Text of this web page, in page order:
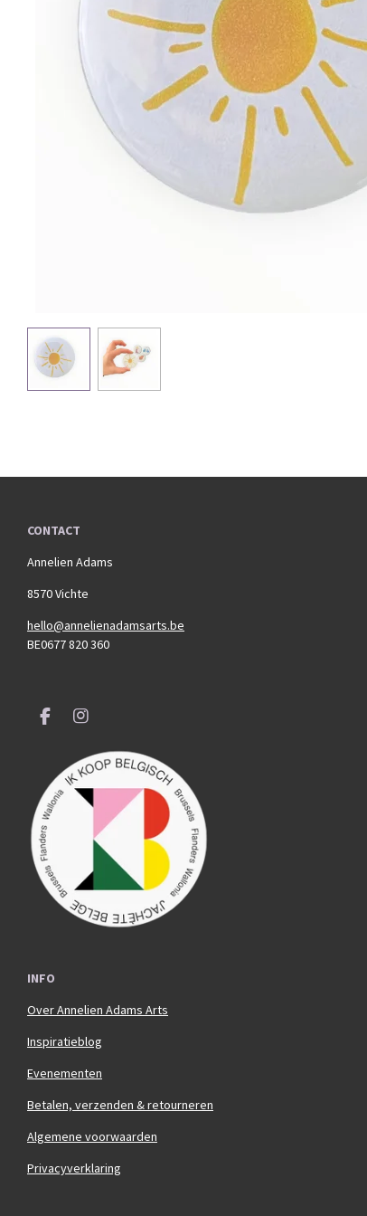
CONTACT
Annelien Adams
8570 Vichte
hello@annelienadamsarts.be
BE0677 820 360
F
b
o
o
k
I
s
t
a
g
INFO
Over Annelien Adams Arts
Inspiratieblog
Evenementen
Betalen, verzenden & retourneren
Algemene voorwaarden
Privacyverklaring